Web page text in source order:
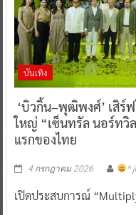
บันเทิง
‘บิวกิ้น–พุฒิพงศ์’ เสิร์
ใหญ่ “เซ็นทรัล นอร์ทวิ
แรกของไทย
4 กรกฎาคม 2026 ^
เปิดประสบการณ์